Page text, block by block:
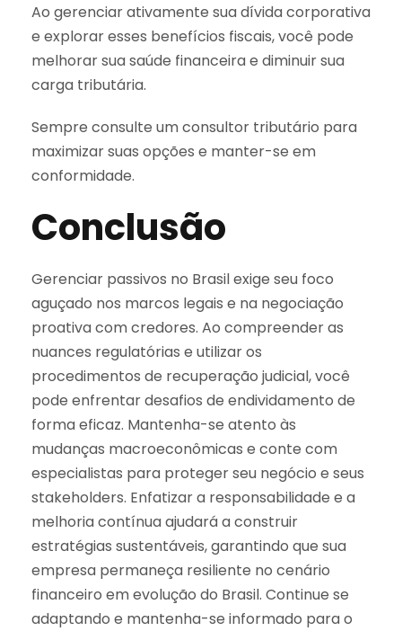
Ao gerenciar ativamente sua dívida corporativa
e explorar esses benefícios fiscais, você pode
melhorar sua saúde financeira e diminuir sua
carga tributária.
Sempre consulte um consultor tributário para
maximizar suas opções e manter-se em
conformidade.
Conclusão
Gerenciar passivos no Brasil exige seu foco
aguçado nos marcos legais e na negociação
proativa com credores. Ao compreender as
nuances regulatórias e utilizar os
procedimentos de recuperação judicial, você
pode enfrentar desafios de endividamento de
forma eficaz. Mantenha-se atento às
mudanças macroeconômicas e conte com
especialistas para proteger seu negócio e seus
stakeholders. Enfatizar a responsabilidade e a
melhoria contínua ajudará a construir
estratégias sustentáveis, garantindo que sua
empresa permaneça resiliente no cenário
financeiro em evolução do Brasil. Continue se
adaptando e mantenha-se informado para o